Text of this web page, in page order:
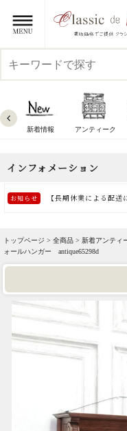
新着情報 アンティーク
トップページ > 全商品 > 新着アンティ
ォールハンガー antique65298d